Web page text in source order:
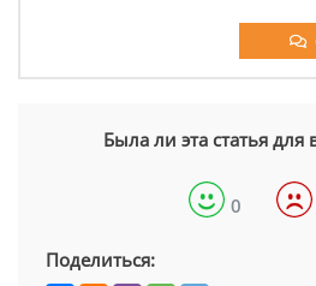
Была ли эта статья для
0
Поделиться: